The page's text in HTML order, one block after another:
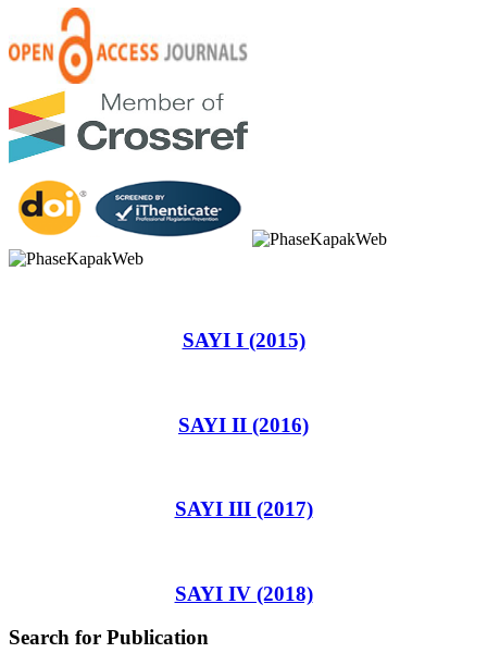
SAYI I (2015)
SAYI II (2016)
SAYI III (2017)
SAYI IV (2018)
Search for Publication